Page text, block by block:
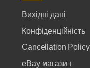
Вихідні дані
Конфіденційність
Cancellation Policy
eBay магазин